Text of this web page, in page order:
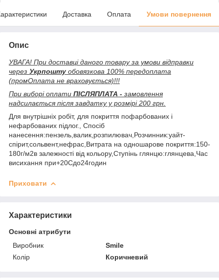
Доставка Оплата Умови повернення
Опис
УВАГА! При доставці даного товару за умови відправки
через Укрпошту обовязкова 100% передоплата
(промОплата не враховується)!!!
При виборі оплати ПІСЛЯПЛАТА - замовлення
надсилається після завдатку у розмірі 200 грн.
Для внутрішніх робіт, для покриття пофарбованих і
нефарбованих підлог., Спосіб
нанесення:пензель,валик,розпилювач,Розчинник:уайт-
спірит,сольвент,нефрас,Витрата на одношарове покриття:150-
180г/м2в залежності від кольору,Ступінь глянцю:глянцева,Час
висихання при+20Сдо24годин
Приховати
Характеристики
Основні атрибути
Виробник
Smile
Колір
Коричневий